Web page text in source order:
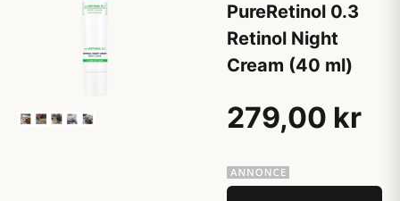
PureRetinol 0.3
Retinol Night
Cream (40 ml)
279,00 kr